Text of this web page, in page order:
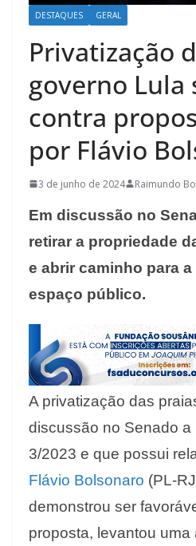
DESTAQUES GERAL
Privatização
governo Lula
contra
por Flávio
3 de junho de 2024 Raimundo
Em discussão no
retirar a propriedade
e abrir caminho para
espaço público.
A privatização das
discussão no Senado a
3/2023 e que possui
Flávio Bolsonaro (PL-
demonstrou ser
proposta, levantou